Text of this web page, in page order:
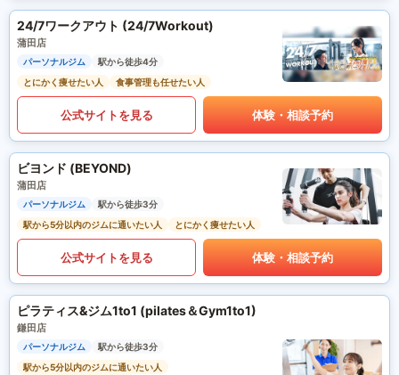
24/7ワークアウト (24/7Workout)
蒲田店
パーソナルジム
駅から徒歩4分
とにかく痩せたい人
食事管理も任せたい人
公式サイトを見る 体験・相談予約
ビヨンド (BEYOND)
蒲田店
パーソナルジム
駅から徒歩3分
駅から5分以内のジムに通いたい人
とにかく痩せたい人
公式サイトを見る 体験・相談予約
ピラティス&ジム1to1 (pilates＆Gym1to1)
鎌田店
パーソナルジム
駅から徒歩3分
駅から5分以内のジムに通いたい人